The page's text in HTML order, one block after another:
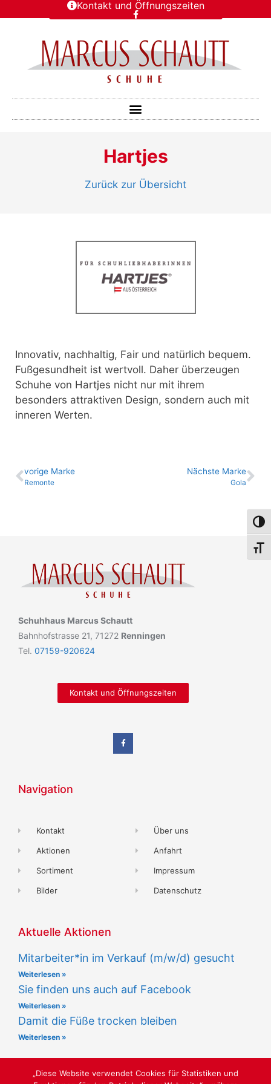
Kontakt und Öffnungszeiten
Hartjes
Zurück zur Übersicht
Innovativ, nachhaltig, Fair und natürlich bequem.
Fußgesundheit ist wertvoll. Daher überzeugen
Schuhe von Hartjes nicht nur mit ihrem
besonders attraktiven Design, sondern auch mit
inneren Werten.
vo­ri­ge Marke
Remonte
Nächste Marke
Gola
Schuhhaus Marcus Schautt
Bahnhofstrasse 21, 71272 Renningen
Tel. 07159-920624
Kontakt und Öffnungszeiten
Navigation
Kontakt
Aktionen
Sortiment
Bilder
Über uns
Anfahrt
Impressum
Datenschutz
Aktuelle Aktionen
Mitarbeiter*in im Verkauf (m/w/d) gesucht
Weiterlesen »
Sie finden uns auch auf Facebook
Weiterlesen »
Damit die Füße trocken bleiben
Weiterlesen »
„Diese Website verwendet Cookies für Statistiken und